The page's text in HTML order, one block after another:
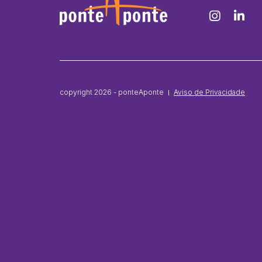
copyright 2026 - ponteAponte Aviso de Privacidade